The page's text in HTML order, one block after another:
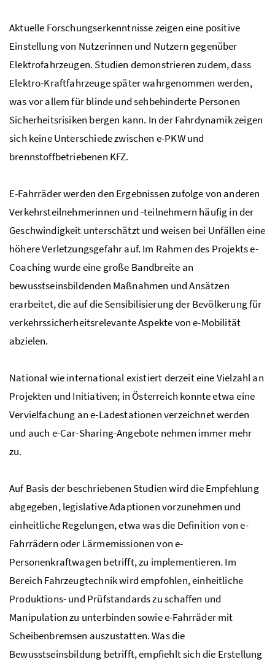
Aktuelle Forschungserkenntnisse zeigen eine positive
Einstellung von Nutzerinnen und Nutzern gegenüber
Elektrofahrzeugen. Studien demonstrieren zudem, dass
Elektro-Kraftfahrzeuge später wahrgenommen werden,
was vor allem für blinde und sehbehinderte Personen
Sicherheitsrisiken bergen kann. In der Fahrdynamik zeigen
sich keine Unterschiede zwischen e-PKWund
brennstoffbetriebenen KFZ.
E-Fahrräder werden den Ergebnissen zufolge von anderen
Verkehrsteilnehmerinnen und -teilnehmern häufig in der
Geschwindigkeit unterschätzt und weisen bei Unfällen eine
höhere Verletzungsgefahr auf. Im Rahmen des Projektse-
Coachingwurde eine große Bandbreite an
bewusstseinsbildenden Maßnahmen und Ansätzen
erarbeitet, die auf die Sensibilisierung der Bevölkerung für
verkehrssicherheitsrelevante Aspekte von e-Mobilität
abzielen.
National wie international existiert derzeit eine Vielzahl an
Projekten und Initiativen; in Österreich konnte etwa eine
Vervielfachung an e-Ladestationen verzeichnet werden
und auch e-Car-Sharing-Angebote nehmen immer mehr
zu.
Auf Basis der beschriebenen Studien wird die Empfehlung
abgegeben, legislative Adaptionen vorzunehmen und
einheitliche Regelungen, etwa was die Definition von e-
Fahrrädern oder Lärmemissionen von e-
Personenkraftwagen betrifft, zu implementieren. Im
Bereich Fahrzeugtechnik wird empfohlen, einheitliche
Produktions- und Prüfstandards zu schaffen und
Manipulation zu unterbinden sowie e-Fahrräder mit
Scheibenbremsen auszustatten. Was die
Bewusstseinsbildung betrifft, empfiehlt sich die Erstellung